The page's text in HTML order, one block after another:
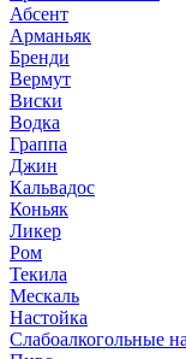
Абсент
Арманьяк
Бренди
Вермут
Виски
Водка
Граппа
Джин
Кальвадос
Коньяк
Ликер
Ром
Текила
Мескаль
Настойка
Слабоалкогольные